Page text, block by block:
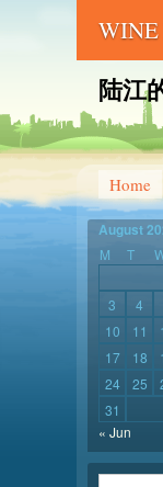
陆江
Home
August
M T
3
4
10
11
17
18
24
25
31
« Jun